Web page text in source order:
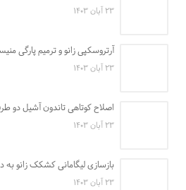
۲۳ آبان ۱۴۰۳
آرتروسکپی زانو و ترمیم پارگی
۲۳ آبان ۱۴۰۳
اصلاح کوتاهی تاندون آشیل دو
۲۳ آبان ۱۴۰۳
بازسازی لیگامانی کشکک زانو به
۲۳ آبان ۱۴۰۳